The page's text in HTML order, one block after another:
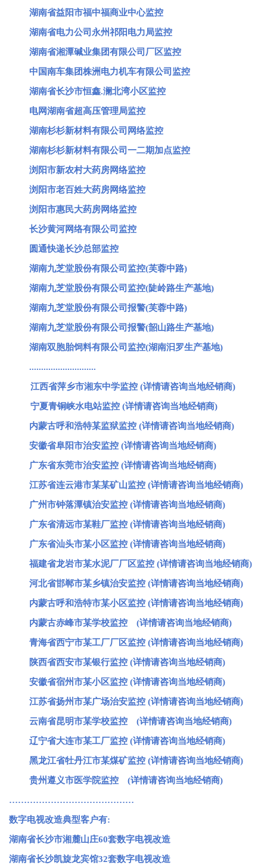
湖南省益阳市福中福商业中心监控
湖南省电力公司永州祁阳电力局监控
湖南省湘潭碱业集团有限公司厂区监控
中国南车集团株洲电力机车有限公司监控
湖南省长沙市恒鑫.澜北湾小区监控
电网湖南省超高压管理局监控
湖南杉杉新材料有限公司网络监控
湖南杉杉新材料有限公司一二期加点监控
浏阳市新农村大药房网络监控
浏阳市老百姓大药房网络监控
浏阳市惠民大药房网络监控
长沙黄河网络有限公司监控
圆通快递长沙总部监控
湖南九芝堂股份有限公司监控(芙蓉中路)
湖南九芝堂股份有限公司监控(陡岭路生产基地)
湖南九芝堂股份有限公司报警(芙蓉中路)
湖南九芝堂股份有限公司报警(韶山路生产基地)
湖南双胞胎饲料有限公司监控(湖南汩罗生产基地)
............................
江西省萍乡市湘东中学监控 (详情请咨询当地经销商)
宁夏青铜峡水电站监控 (详情请咨询当地经销商)
内蒙古呼和浩特某监狱监控 (详情请咨询当地经销商)
安徽省阜阳市治安监控 (详情请咨询当地经销商)
广东省东莞市治安监控 (详情请咨询当地经销商)
江苏省连云港市某某矿山监控 (详情请咨询当地经销商)
广州市钟落潭镇治安监控 (详情请咨询当地经销商)
广东省清远市某鞋厂监控 (详情请咨询当地经销商)
广东省汕头市某小区监控 (详情请咨询当地经销商)
福建省龙岩市某水泥厂厂区监控 (详情请咨询当地经销商)
河北省邯郸市某乡镇治安监控 (详情请咨询当地经销商)
内蒙古呼和浩特市某小区监控 (详情请咨询当地经销商)
内蒙古赤峰市某学校监控 (详情请咨询当地经销商)
青海省西宁市某工厂厂区监控 (详情请咨询当地经销商)
陕西省西安市某银行监控 (详情请咨询当地经销商)
安徽省宿州市某小区监控 (详情请咨询当地经销商)
江苏省扬州市某广场治安监控 (详情请咨询当地经销商)
云南省昆明市某学校监控 (详情请咨询当地经销商)
辽宁省大连市某工厂监控 (详情请咨询当地经销商)
黑龙江省牡丹江市某煤矿监控 (详情请咨询当地经销商)
贵州遵义市医学院监控 (详情请咨询当地经销商)
……………………………………
数字电视改造典型客户有:
湖南省长沙市湘麓山庄60套数字电视改造
湖南省长沙凯旋龙宾馆32套数字电视改造